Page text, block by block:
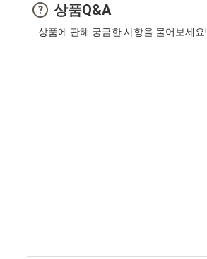
상품Q&A
상품에 관해 궁금한 사항을 물어보세요!